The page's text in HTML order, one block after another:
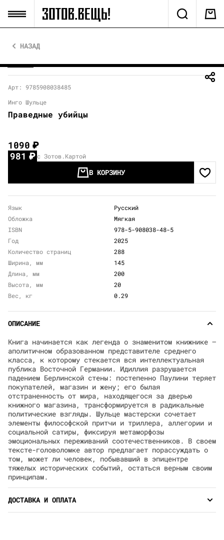
НАЗАД
Арт: 9785908038485
Инго Шульце
Праведные убийцы
1090₽
981₽ с Зотов.Картой
В КОРЗИНУ
Язык
Русский
Обложка
Мягкая
ISBN
978-5-908038-48-5
Год
2025
Количество страниц
288
Ширина, мм
145
Длина, мм
200
Высота, мм
20
Вес, кг
0.29
ОПИСАНИЕ
Книга начинается как легенда о знаменитом книжнике —
аполитичном образованном представителе среднего
класса, к которому стекается вся интеллектуальная
публика Восточной Германии. Идиллия разрушается
падением Берлинской стены: постепенно Паулини теряет
покупателей, магазин и жену; его былая
отстраненность от мира, находящегося за дверью
книжного магазина, трансформируется в радикальные
политические взгляды. Шульце мастерски сочетает
элементы философской притчи и триллера, аллегории и
социальной сатиры, фиксируя метаморфозы
эмоциональных переживаний соотечественников. В своем
тексте-головоломке автор предлагает порассуждать о
том, может ли человек, побывавший в эпицентре
тяжелых исторических событий, остаться верным своим
принципам.
ДОСТАВКА И ОПЛАТА